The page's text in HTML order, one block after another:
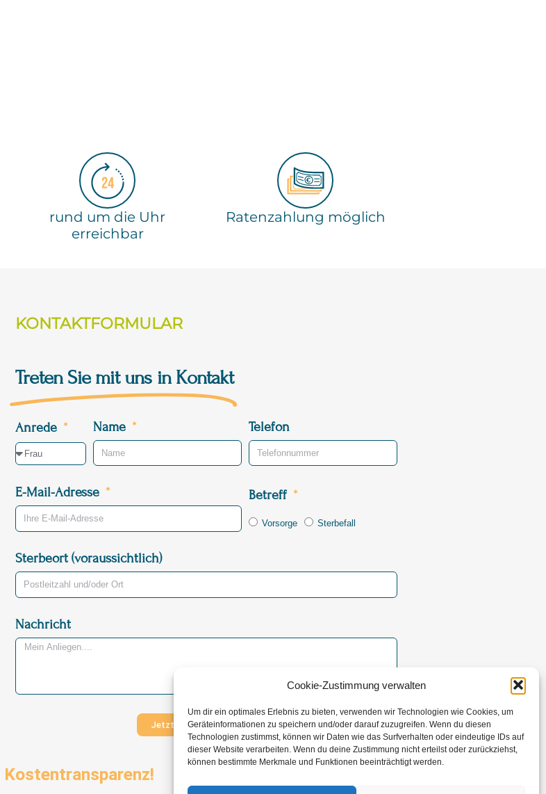
Cookie-Zustimmung verwalten
Um dir ein optimales Erlebnis zu bieten, verwenden wir Technologien wie Cookies, um
Geräteinformationen zu speichern und/oder darauf zuzugreifen. Wenn du diesen
Technologien zustimmst, können wir Daten wie das Surfverhalten oder eindeutige IDs auf
dieser Website verarbeiten. Wenn du deine Zustimmung nicht erteilst oder zurückziehst,
können bestimmte Merkmale und Funktionen beeinträchtigt werden.
rund um die Uhr
erreichbar
Ratenzahlung möglich
KONTAKTFORMULAR
Treten Sie mit uns in Kontakt
Anrede Name Telefon
E-Mail-Adresse Betreff
Vorsorge Sterbefall
Sterbeort (voraussichtlich)
Nachricht
Jetzt Nachricht versenden
Kostentransparenz!